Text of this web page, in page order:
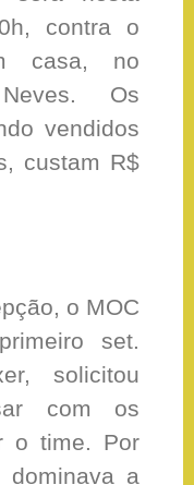
contra o
casa, no
Os
vendidos
custam R$
o MOC
set.
solicitou
com os
o time. Por
dominava a